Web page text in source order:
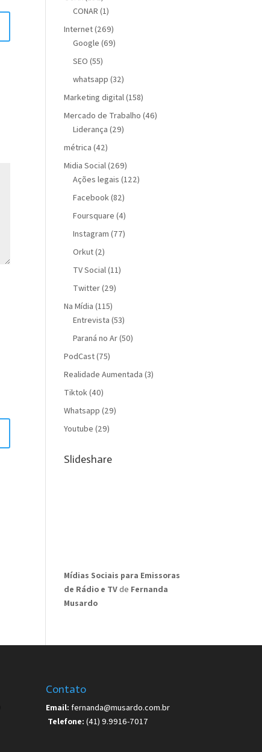
CONAR (1)
Internet(269)
Google (69)
SEO (55)
whatsapp (32)
Marketing digital(158)
Mercado de Trabalho (46)
Liderança (29)
métrica (42)
Midia Social(269)
Ações legais (122)
Facebook(82)
Foursquare (4)
Instagram (77)
Orkut(2)
TV Social(11)
Twitter(29)
Na Mídia (115)
Entrevista (53)
Paraná no Ar(50)
PodCast(75)
Realidade Aumentada (3)
Tiktok(40)
Whatsapp (29)
Youtube (29)
Slideshare
Mídias Sociais para Emissoras
de Rádio e TVde Fernanda
Musardo
Contato
Email:fernanda@musardo.com.br
Telefone: (41) 9.9916-7017